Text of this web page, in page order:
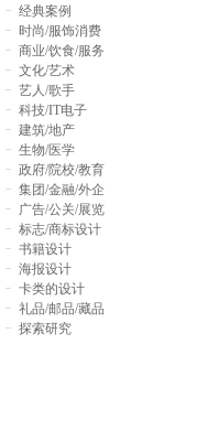
经典案例
时尚/服饰消费
商业/饮食/服务
文化/艺术
艺人/歌手
科技/IT电子
建筑/地产
生物/医学
政府/院校/教育
集团/金融/外企
广告/公关/展览
标志/商标设计
书籍设计
海报设计
卡类的设计
礼品/邮品/藏品
探索研究